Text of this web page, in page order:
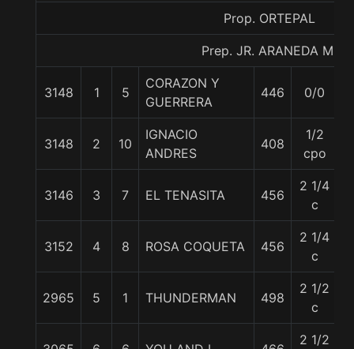
Prop. ORTEPAL
Prep. JR. ARANEDA M.
3148 1 5
CORAZON Y
GUERRERA
446 0/0
3148 2 10
IGNACIO
ANDRES
408
1/2
cpo
3146 3 7 EL TENASITA 456
2 1/4
c
3152 4 8 ROSA COQUETA 456
2 1/4
c
2965 5 1 THUNDERMAN 498
2 1/2
c
2 1/2